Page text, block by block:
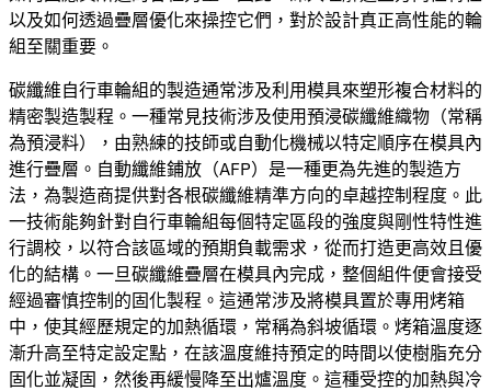
以及如何透過疊層優化來操控它們，對於設計真正高性能的輪
組至關重要。
碳纖維自行車輪組的製造通常涉及利用模具來塑形複合材料的
精密製造製程。一種常見技術涉及使用預浸碳纖維織物（常稱
為預浸料），由熟練的技師或自動化機械以特定順序在模具內
進行疊層。自動纖維鋪放（AFP）是一種更為先進的製造方
法，為製造商提供對各根碳纖維精準方向的卓越控制程度。此
一技術能夠針對自行車輪組每個特定區段的強度與剛性特性進
行調校，以符合該區域的預期負載需求，從而打造更高效且優
化的結構。一旦碳纖維疊層在模具內完成，整個組件便會接受
經過審慎控制的固化製程。這通常涉及將模具置於專用烤箱
中，使其經歷規定的加熱循環，常稱為斜坡循環。烤箱溫度逐
漸升高至特定設定點，在該溫度維持預定的時間以使樹脂充分
固化並凝固，然後再緩慢降至出爐溫度。這種受控的加熱與冷